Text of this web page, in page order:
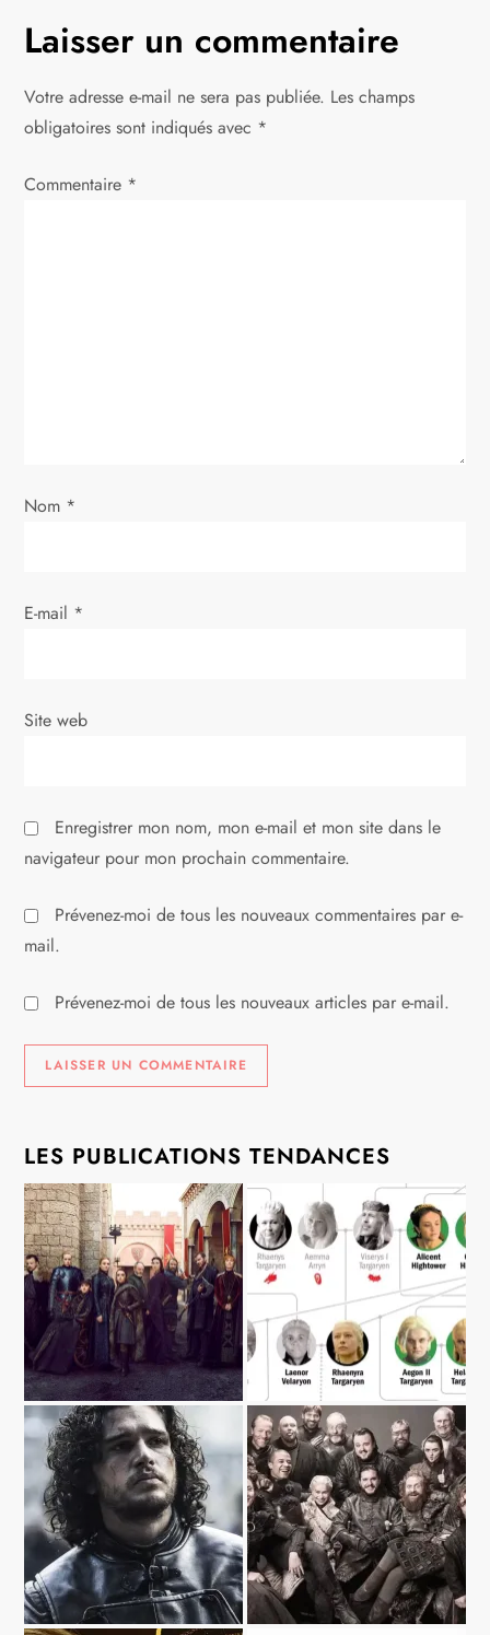
Laisser un commentaire
Votre adresse e-mail ne sera pas publiée. Les champs
obligatoires sont indiqués avec *
Commentaire *
Nom *
E-mail *
Site web
Enregistrer mon nom, mon e-mail et mon site dans le
navigateur pour mon prochain commentaire.
Prévenez-moi de tous les nouveaux commentaires par e-
mail.
Prévenez-moi de tous les nouveaux articles par e-mail.
LES PUBLICATIONS TENDANCES